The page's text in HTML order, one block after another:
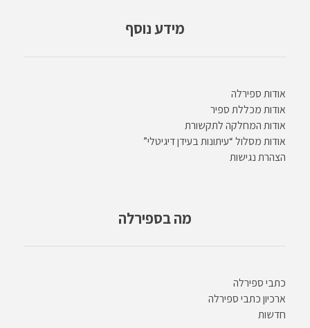
מידע נוסף
אודות ספירלה
אודות מכללת ספיר
אודות המחלקה לתקשורת
אודות מסלול “עיתונות בעידן דיגיטלי”
הצהרת נגישות
מה בספירלה
כתבי ספירלה
ארכיון כתבי ספירלה
חדשות